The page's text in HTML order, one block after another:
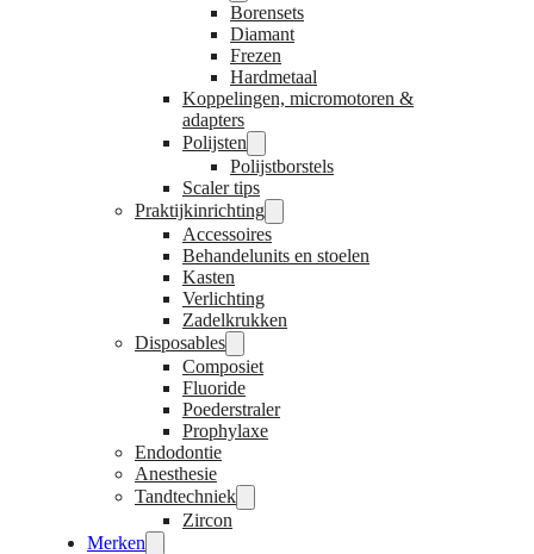
Borensets
Diamant
Frezen
Hardmetaal
Koppelingen, micromotoren &
adapters
Polijsten
Polijstborstels
Scaler tips
Praktijkinrichting
Accessoires
Behandelunits en stoelen
Kasten
Verlichting
Zadelkrukken
Disposables
Composiet
Fluoride
Poederstraler
Prophylaxe
Endodontie
Anesthesie
Tandtechniek
Zircon
Merken